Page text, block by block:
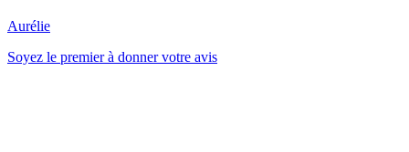
Aurélie
Soyez le premier à donner votre avis